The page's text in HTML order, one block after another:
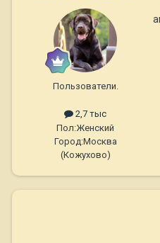
Пользователи.
2,7 тыс
Пол:Женский
Город:Москва
(Кожухово)